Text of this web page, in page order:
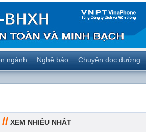
ngành Nghề báo Chuyện dọc đường
// XEM NHIỀU NHẤT